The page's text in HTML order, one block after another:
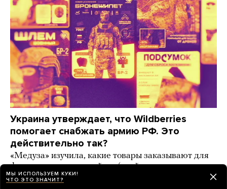
Украина утверждает, что Wildberries
помогает снабжать армию РФ. Это
действительно так?
«Медуза» изучила, какие товары заказывают для
фронта на маркетплейсах (спойлер: даже
пластиковые мешки для тел погибших)
МЫ ИСПОЛЬЗУЕМ КУКИ!
ЧТО ЭТО ЗНАЧИТ?